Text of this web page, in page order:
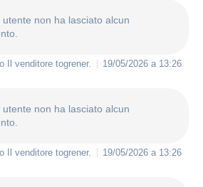
utente non ha lasciato alcun
Il venditore togrener. 19/05/2026 a 13:26
utente non ha lasciato alcun
Il venditore togrener. 19/05/2026 a 13:26